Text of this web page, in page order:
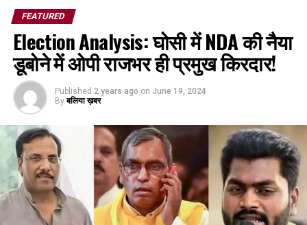
FEATURED
Election Analysis: घोसी में NDA की नैया
डूबोने में ओपी राजभर ही प्रमुख किरदार!
Published 2 years ago on June 19, 2024
By बलिया ख़बर